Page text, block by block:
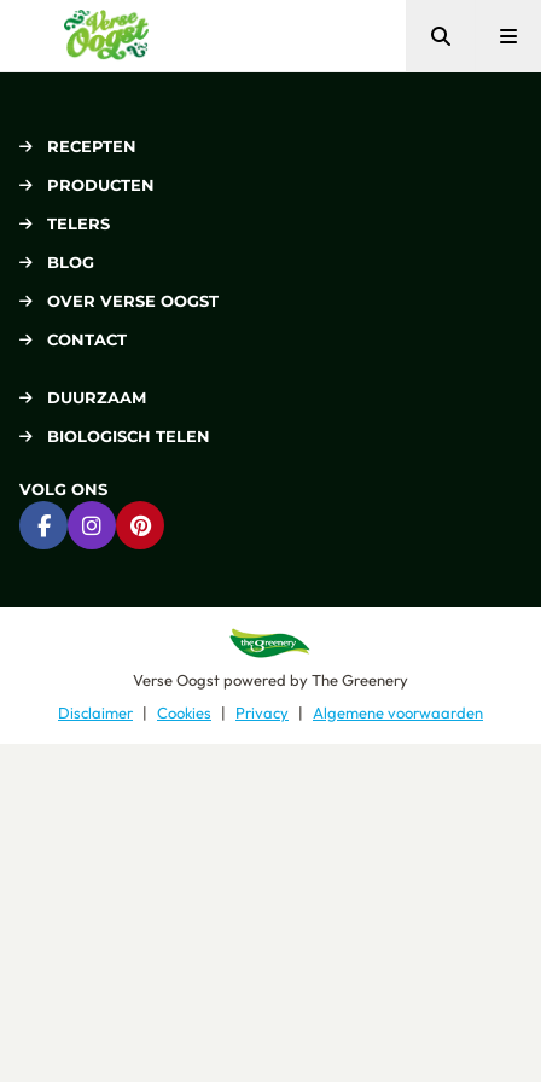
Verse Oogst
Zoeken
RECEPTEN
PRODUCTEN
TELERS
BLOG
OVER VERSE OOGST
CONTACT
DUURZAAM
BIOLOGISCH TELEN
VOLG ONS
Ga naar Facebook
Ga naar Instagram
Ga naar Pinterest
Verse Oogstpowered byThe Greenery
Disclaimer
Cookies Privacy Algemene voorwaarden